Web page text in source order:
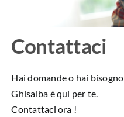
Contattaci
Hai domande o hai
Ghisalba è qui per te.
Contattaci ora !